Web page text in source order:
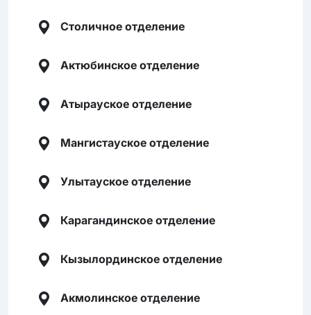
Столичное отделение
Актюбинское отделение
Атырауское отделение
Мангистауское отделение
Улытауское отделение
Карагандинское отделение
Кызылординское отделение
Акмолинское отделение